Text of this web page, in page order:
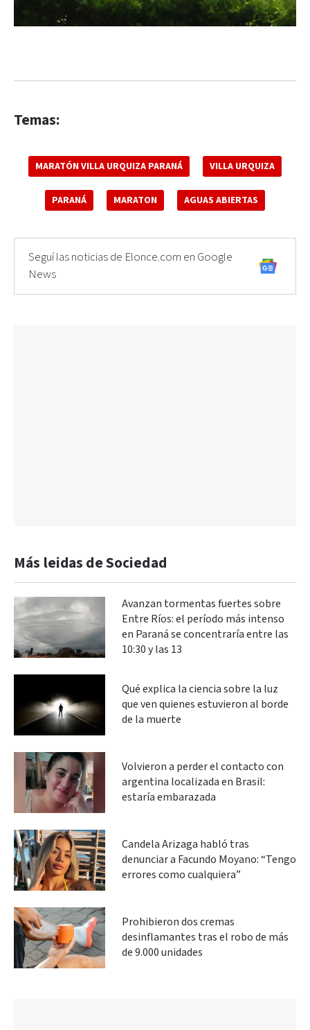
Temas:
MARATÓN VILLA URQUIZA PARANÁ VILLA URQUIZA
PARANÁ MARATON AGUAS ABIERTAS
Seguí las noticias de Elonce.com en Google
News
Más leidas de Sociedad
Avanzan tormentas fuertes sobre
Entre Ríos: el período más intenso
en Paraná se concentraría entre las
10:30 y las 13
Qué explica la ciencia sobre la luz
que ven quienes estuvieron al borde
de la muerte
Volvieron a perder el contacto con
argentina localizada en Brasil:
estaría embarazada
Candela Arizaga habló tras
denunciar a Facundo Moyano: “Tengo
errores como cualquiera”
Prohibieron dos cremas
desinflamantes tras el robo de más
de 9.000 unidades